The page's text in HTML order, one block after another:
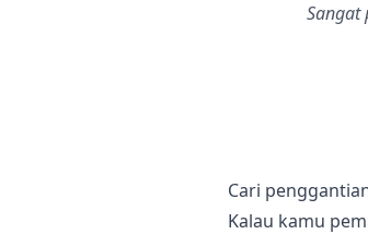
Sangat
Cari
Kalau kamu